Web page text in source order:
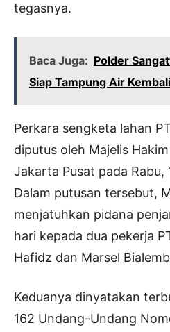
tegasnya.
Baca Juga: Polder
Siap Tampung Air Kembali
Perkara sengketa lahan
diputus oleh Majelis
Jakarta Pusat pada Rabu,
Dalam putusan tersebut,
menjatuhkan pidana
hari kepada dua pekerja
Hafidz dan Marsel
Keduanya dinyatakan
162 Undang-Undang